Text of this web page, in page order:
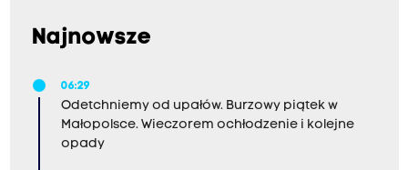
Najnowsze
06:29
Odetchniemy od upałów. Burzowy piątek w
Małopolsce. Wieczorem ochłodzenie i kolejne
opady